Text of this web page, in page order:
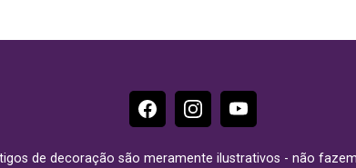
de decoração são meramente ilustrativos - não